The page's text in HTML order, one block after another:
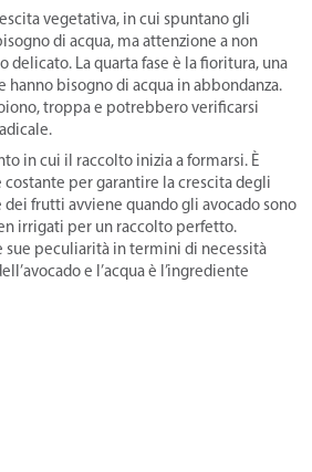
vegetativa, in cui spuntano gli
di acqua, ma attenzione a non
delicato. La quarta fase è la fioritura, una
hanno bisogno di acqua in abbondanza.
troppa e potrebbero verificarsi
in cui il raccolto inizia a formarsi. È
costante per garantire la crescita degli
dei frutti avviene quando gli avocado sono
irrigati per un raccolto perfetto.
sue peculiarità in termini di necessità
e l’acqua è l’ingrediente